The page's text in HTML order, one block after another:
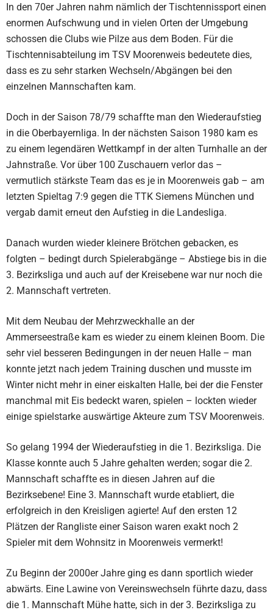
In den 70er Jahren nahm nämlich der Tischtennissport einen
enormen Aufschwung und in vielen Orten der Umgebung
schossen die Clubs wie Pilze aus dem Boden. Für die
Tischtennisabteilung im TSV Moorenweis bedeutete dies,
dass es zu sehr starken Wechseln/Abgängen bei den
einzelnen Mannschaften kam.
Doch in der Saison 78/79 schaffte man den Wiederaufstieg
in die Oberbayernliga. In der nächsten Saison 1980 kam es
zu einem legendären Wettkampf in der alten Turnhalle an der
Jahnstraße. Vor über 100 Zuschauern verlor das –
vermutlich stärkste Team das es je in Moorenweis gab – am
letzten Spieltag 7:9 gegen die TTK Siemens München und
vergab damit erneut den Aufstieg in die Landesliga.
Danach wurden wieder kleinere Brötchen gebacken, es
folgten – bedingt durch Spielerabgänge – Abstiege bis in die
3. Bezirksliga und auch auf der Kreisebene war nur noch die
2. Mannschaft vertreten.
Mit dem Neubau der Mehrzweckhalle an der
Ammerseestraße kam es wieder zu einem kleinen Boom. Die
sehr viel besseren Bedingungen in der neuen Halle – man
konnte jetzt nach jedem Training duschen und musste im
Winter nicht mehr in einer eiskalten Halle, bei der die Fenster
manchmal mit Eis bedeckt waren, spielen – lockten wieder
einige spielstarke auswärtige Akteure zum TSV Moorenweis.
So gelang 1994 der Wiederaufstieg in die 1. Bezirksliga. Die
Klasse konnte auch 5 Jahre gehalten werden; sogar die 2.
Mannschaft schaffte es in diesen Jahren auf die
Bezirksebene! Eine 3. Mannschaft wurde etabliert, die
erfolgreich in den Kreisligen agierte! Auf den ersten 12
Plätzen der Rangliste einer Saison waren exakt noch 2
Spieler mit dem Wohnsitz in Moorenweis vermerkt!
Zu Beginn der 2000er Jahre ging es dann sportlich wieder
abwärts. Eine Lawine von Vereinswechseln führte dazu, dass
die 1. Mannschaft Mühe hatte, sich in der 3. Bezirksliga zu